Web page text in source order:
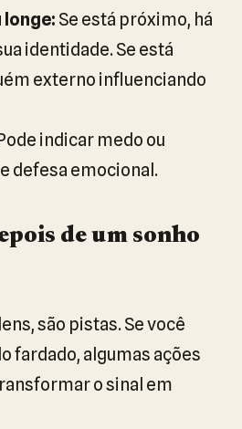
longe: Se está próximo, há
identidade. Se está
externo influenciando
indicar medo ou
defesa emocional.
de um sonho
são pistas. Se você
fardado, algumas ações
o sinal em